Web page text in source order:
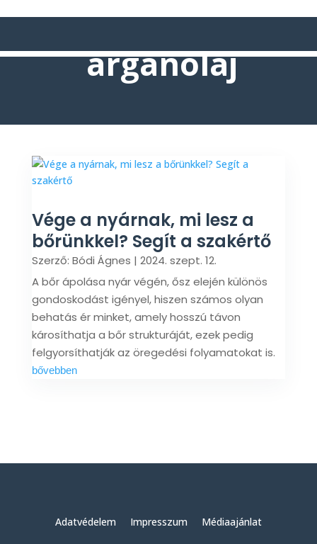
argánolaj
Vége a nyárnak, mi lesz a
bőrünkkel? Segít a szakértő
Szerző: Bódi Ágnes | 2024. szept. 12.
A bőr ápolása nyár végén, ősz elején különös
gondoskodást igényel, hiszen számos olyan
behatás ér minket, amely hosszú távon
károsíthatja a bőr strukturáját, ezek pedig
felgyorsíthatják az öregedési folyamatokat is.
bővebben
Adatvédelem Impresszum Médiaajánlat